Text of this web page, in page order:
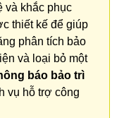
và khắc phục
thiết kế để giúp
phân tích bảo
và loại bỏ một
báo bảo trì
vụ hỗ trợ công